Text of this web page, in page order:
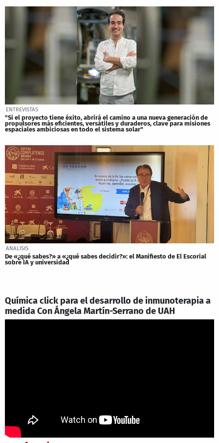
ENTREVISTAS
"Si el proyecto tiene éxito, abrirá el camino a una nueva generación de
propulsores más eficientes, versátiles y duraderos, clave para misiones
espaciales ambiciosas en todo el sistema solar"
ANALISIS
De «¿qué sabes?» a «¿qué sabes decidir?»: el Manifiesto de El Escorial
sobre IA y universidad
Química click para el desarrollo de inmunoterapia a
medida Con Ángela Martín-Serrano de UAH